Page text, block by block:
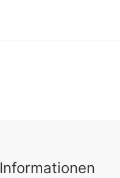
Informationen